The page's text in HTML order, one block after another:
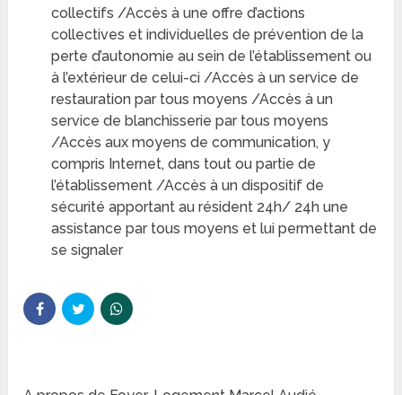
collectifs /Accès à une offre d’actions
collectives et individuelles de prévention de la
perte d’autonomie au sein de l’établissement ou
à l’extérieur de celui-ci /Accès à un service de
restauration par tous moyens /Accès à un
service de blanchisserie par tous moyens
/Accès aux moyens de communication, y
compris Internet, dans tout ou partie de
l’établissement /Accès à un dispositif de
sécurité apportant au résident 24h/ 24h une
assistance par tous moyens et lui permettant de
se signaler